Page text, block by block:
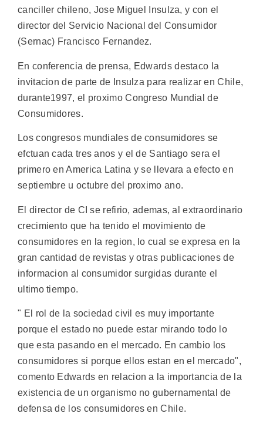
canciller chileno, Jose Miguel Insulza, y con el
director del Servicio Nacional del Consumidor
(Sernac) Francisco Fernandez.
En conferencia de prensa, Edwards destaco la
invitacion de parte de Insulza para realizar en Chile,
durante1997, el proximo Congreso Mundial de
Consumidores.
Los congresos mundiales de consumidores se
efctuan cada tres anos y el de Santiago sera el
primero en America Latina y se llevara a efecto en
septiembre u octubre del proximo ano.
El director de CI se refirio, ademas, al extraordinario
crecimiento que ha tenido el movimiento de
consumidores en la region, lo cual se expresa en la
gran cantidad de revistas y otras publicaciones de
informacion al consumidor surgidas durante el
ultimo tiempo.
" El rol de la sociedad civil es muy importante
porque el estado no puede estar mirando todo lo
que esta pasando en el mercado. En cambio los
consumidores si porque ellos estan en el mercado",
comento Edwards en relacion a la importancia de la
existencia de un organismo no gubernamental de
defensa de los consumidores en Chile.